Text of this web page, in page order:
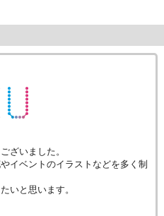
ざいました。
イベントのイラストなどを多く制
いと思います。